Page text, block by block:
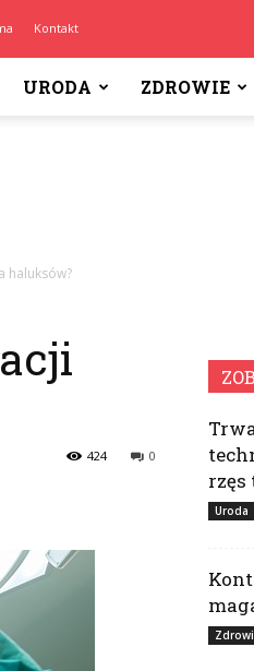
Kontakt
URODA ZDROWIE
haluksów?
0
424
rzęs
Uroda